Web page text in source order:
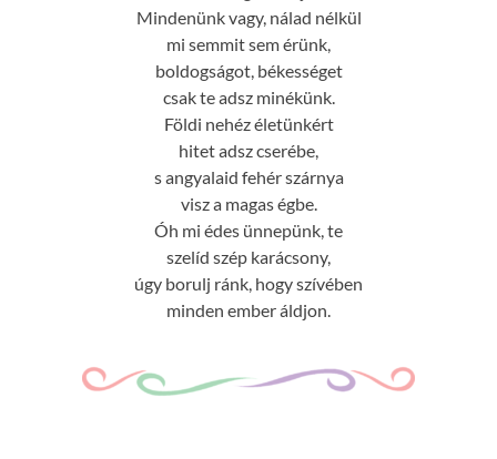
Mindenünk vagy, nálad nélkül
mi semmit sem érünk,
boldogságot, békességet
csak te adsz minékünk.
Földi nehéz életünkért
hitet adsz cserébe,
s angyalaid fehér szárnya
visz a magas égbe.
Óh mi édes ünnepünk, te
szelíd szép karácsony,
úgy borulj ránk, hogy szívében
minden ember áldjon.